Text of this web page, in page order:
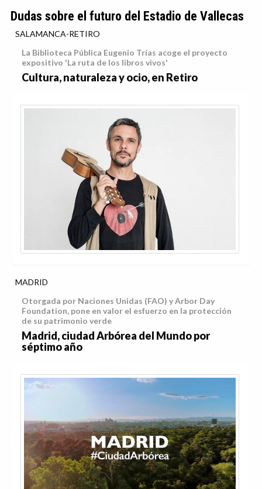
Dudas sobre el futuro del Estadio de Vallecas
SALAMANCA-RETIRO
La Biblioteca Pública Eugenio Trías acoge el proyecto
expositivo 'La ruta de los libros vivos'
Cultura, naturaleza y ocio, en Retiro
MADRID
Otorgada por Naciones Unidas (FAO) y Arbor Day
Foundation, pone en valor el esfuerzo en la protección
de su patrimonio verde
Madrid, ciudad Arbórea del Mundo por
séptimo año